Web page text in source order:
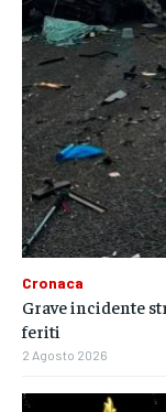
Cronaca
Grave incidente
feriti
2 Agosto 2026